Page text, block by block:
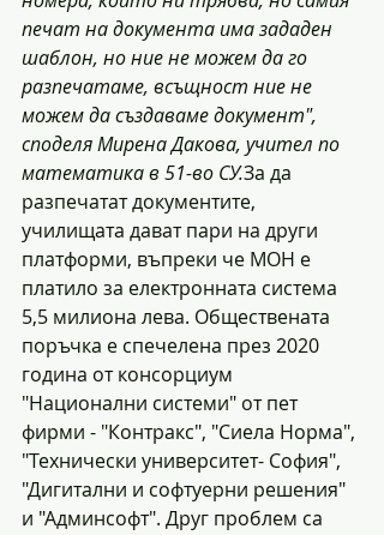
печат на документа има зададен
шаблон, но ние не можем да го
разпечатаме, всъщност ние не
можем да създаваме документ",
споделя Мирена Дакова, учител по
математика в 51-во СУ.За да
разпечатат документите,
училищата дават пари на други
платформи, въпреки че МОН е
платило за електронната система
5,5 милиона лева. Обществената
поръчка е спечелена през 2020
година от консорциум
"Национални системи" от пет
фирми - "Контракс", "Сиела Норма",
"Технически университет- София",
"Дигитални и софтуерни решения"
и "Админсофт". Друг проблем са